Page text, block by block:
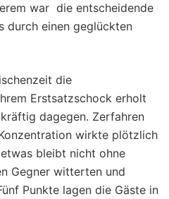
war die entscheidende
durch einen geglückten
die
Erstsatzschock erholt
dagegen. Zerfahren
wirkte plötzlich
bleibt nicht ohne
Gegner witterten und
Punkte lagen die Gäste in